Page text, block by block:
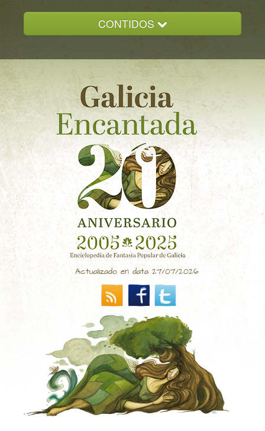
CONTIDOS
GALICIA ENCANTADA
DOCUMENTACION
NOVAS
CONTACTO
Actualizado en data 27/07/2026